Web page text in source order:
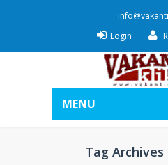
Login
MENU
Tag Archives